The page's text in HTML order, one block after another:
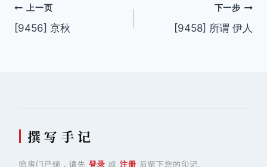
文
章
上一页
[9456] 京秋
下一步
[9458] 所谓 伊人
撰 写 手 记
暗房门已锁，请先 登录 或 注册 后留下您的印记。